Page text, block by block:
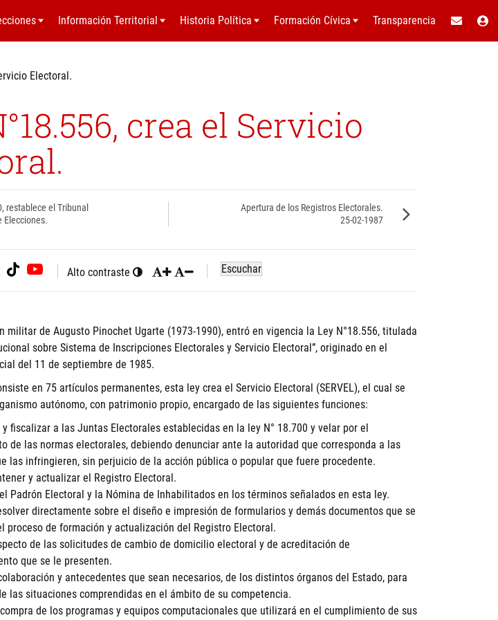
Información Territorial Historia Política Formación Cívica Transparencia
Electoral.
crea el Servicio
restablece el Tribunal
Elecciones.
Apertura de los Registros Electorales.
25-02-1987
Alto contraste Escuchar
militar de Augusto Pinochet Ugarte (1973-1990), entró en vigencia la Ley N°18.556, titulada
sobre Sistema de Inscripciones Electorales y Servicio Electoral”, originado en el
del 11 de septiembre de 1985.
en 75 artículos permanentes, esta ley crea el Servicio Electoral (SERVEL), el cual se
autónomo, con patrimonio propio, encargado de las siguientes funciones:
fiscalizar a las Juntas Electorales establecidas en la ley N° 18.700 y velar por el
de las normas electorales, debiendo denunciar ante la autoridad que corresponda a las
las infringieren, sin perjuicio de la acción pública o popular que fuere procedente.
y actualizar el Registro Electoral.
Padrón Electoral y la Nómina de Inhabilitados en los términos señalados en esta ley.
directamente sobre el diseño e impresión de formularios y demás documentos que se
proceso de formación y actualización del Registro Electoral.
de las solicitudes de cambio de domicilio electoral y de acreditación de
que se le presenten.
y antecedentes que sean necesarios, de los distintos órganos del Estado, para
las situaciones comprendidas en el ámbito de su competencia.
de los programas y equipos computacionales que utilizará en el cumplimiento de sus